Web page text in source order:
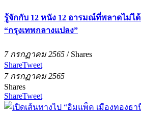
รู้จักกับ 12 หนัง 12 อารมณ์ที่พลาดไม่ไ
“กรุงเทพกลางแปลง”
7 กรกฏาคม 2565 / Shares
ShareTweet
7 กรกฏาคม 2565
Shares
ShareTweet